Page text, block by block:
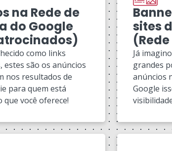
na Rede de
do Google
como links
estes são os anúncios
nos resultados de
para quem está
você oferece!
sites
Já
grandes
anúncios
Google